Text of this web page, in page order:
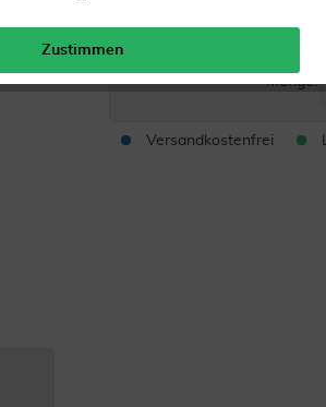
Inhalt50 ml Creme
Menge:
Versandkostenfrei
Zustimmen